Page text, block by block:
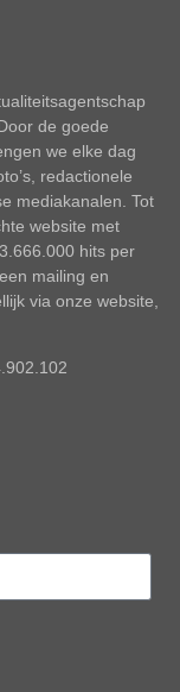
de goede
we elke dag
redactionele
mediakanalen. Tot
website met
hits per
mailing en
via onze website,